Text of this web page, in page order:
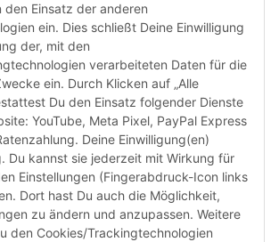
den Einsatz der anderen
ein. Dies schließt Deine Einwilligung
der, mit den
verarbeiteten Daten für die
ein. Durch Klicken auf „Alle
Du den Einsatz folgender Dienste
YouTube, Meta Pixel, PayPal Express
Deine Einwilligung(en)
Du kannst sie jederzeit mit Wirkung für
Einstellungen (Fingerabdruck-Icon links
Dort hast Du auch die Möglichkeit,
zu ändern und anzupassen. Weitere
den Cookies/Trackingtechnologien
dafür, dass Du uns ausschließlich zu
Geschäftszeiten telefonisch
instagram
tiktok